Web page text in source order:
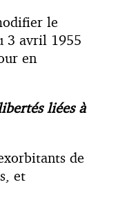
le
3 avril 1955
en
liées à
de
et